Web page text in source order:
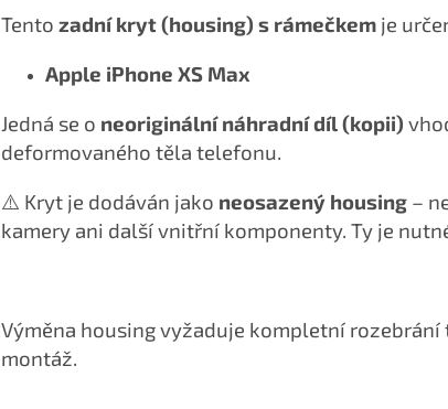
Tento zadní kryt (housing) s rámečkem je
Apple iPhone XS Max
Jedná se o neoriginální náhradní díl (kopii)
deformovaného těla telefonu.
⚠️ Kryt je dodáván jako neosazený housing –
kamery ani další vnitřní komponenty. Ty je
Výměna housing vyžaduje kompletní
montáž.